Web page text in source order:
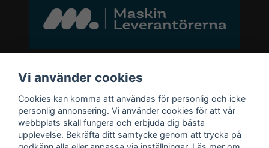
Bli medlem i vårt nyhetsbrev
email
Mejladress Skicka
Vi använder cookies
Cookies kan komma att användas för personlig och icke
personlig annonsering. Vi använder cookies för att vår
webbplats skall fungera och erbjuda dig bästa
upplevelse. Bekräfta ditt samtycke genom att trycka på